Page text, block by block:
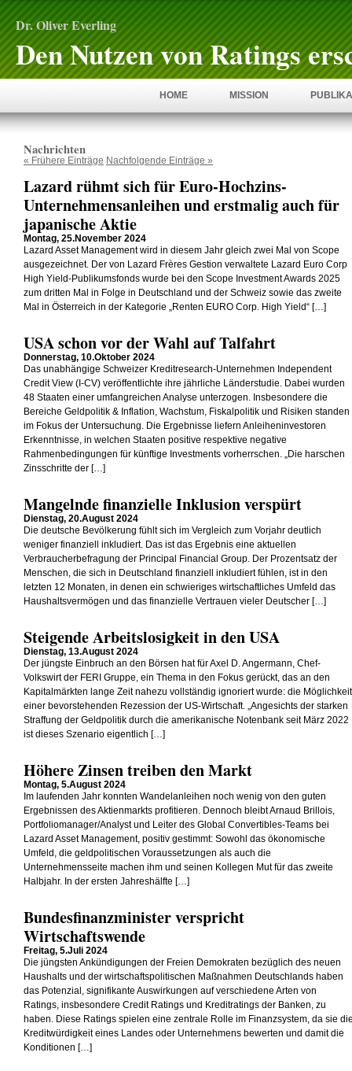
Dr. Oliver Everling
Den Nutzen von Ratings
HOME MISSION
Nachrichten
« Frühere Einträge Nachfolgende Einträge »
Lazard rühmt sich für Euro-Hochzins-
Unternehmensanleihen und erstmalig auch für
japanische Aktie
Montag, 25.November 2024
Lazard Asset Management wird in diesem Jahr gleich zwei Mal von Scope
ausgezeichnet. Der von Lazard Frères Gestion verwaltete Lazard Euro Corp
High Yield-Publikumsfonds wurde bei den Scope Investment Awards 2025
zum dritten Mal in Folge in Deutschland und der Schweiz sowie das zweite
Mal in Österreich in der Kategorie „Renten EURO Corp. High Yield“ […]
USA schon vor der Wahl auf Talfahrt
Donnerstag, 10.Oktober 2024
Das unabhängige Schweizer Kreditresearch-Unternehmen Independent
Credit View (I-CV) veröffentlichte ihre jährliche Länderstudie. Dabei wurden
48 Staaten einer umfangreichen Analyse unterzogen. Insbesondere die
Bereiche Geldpolitik & Inflation, Wachstum, Fiskalpolitik und Risiken standen
im Fokus der Untersuchung. Die Ergebnisse liefern Anleiheninvestoren
Erkenntnisse, in welchen Staaten positive respektive negative
Rahmenbedingungen für künftige Investments vorherrschen. „Die harschen
Zinsschritte der […]
Mangelnde finanzielle Inklusion verspürt
Dienstag, 20.August 2024
Die deutsche Bevölkerung fühlt sich im Vergleich zum Vorjahr deutlich
weniger finanziell inkludiert. Das ist das Ergebnis eine aktuellen
Verbraucherbefragung der Principal Financial Group. Der Prozentsatz der
Menschen, die sich in Deutschland finanziell inkludiert fühlen, ist in den
letzten 12 Monaten, in denen ein schwieriges wirtschaftliches Umfeld das
Haushaltsvermögen und das finanzielle Vertrauen vieler Deutscher […]
Steigende Arbeitslosigkeit in den USA
Dienstag, 13.August 2024
Der jüngste Einbruch an den Börsen hat für Axel D. Angermann, Chef-
Volkswirt der FERI Gruppe, ein Thema in den Fokus gerückt, das an den
Kapitalmärkten lange Zeit nahezu vollständig ignoriert wurde: die Möglichkeit
einer bevorstehenden Rezession der US-Wirtschaft. „Angesichts der starken
Straffung der Geldpolitik durch die amerikanische Notenbank seit März 2022
ist dieses Szenario eigentlich […]
Höhere Zinsen treiben den Markt
Montag, 5.August 2024
Im laufenden Jahr konnten Wandelanleihen noch wenig von den guten
Ergebnissen des Aktienmarkts profitieren. Dennoch bleibt Arnaud Brillois,
Portfoliomanager/Analyst und Leiter des Global Convertibles-Teams bei
Lazard Asset Management, positiv gestimmt: Sowohl das ökonomische
Umfeld, die geldpolitischen Voraussetzungen als auch die
Unternehmensseite machen ihm und seinen Kollegen Mut für das zweite
Halbjahr. In der ersten Jahreshälfte […]
Bundesfinanzminister verspricht
Wirtschaftswende
Freitag, 5.Juli 2024
Die jüngsten Ankündigungen der Freien Demokraten bezüglich des neuen
Haushalts und der wirtschaftspolitischen Maßnahmen Deutschlands haben
das Potenzial, signifikante Auswirkungen auf verschiedene Arten von
Ratings, insbesondere Credit Ratings und Kreditratings der Banken, zu
haben. Diese Ratings spielen eine zentrale Rolle im Finanzsystem, da sie
Kreditwürdigkeit eines Landes oder Unternehmens bewerten und damit die
Konditionen […]